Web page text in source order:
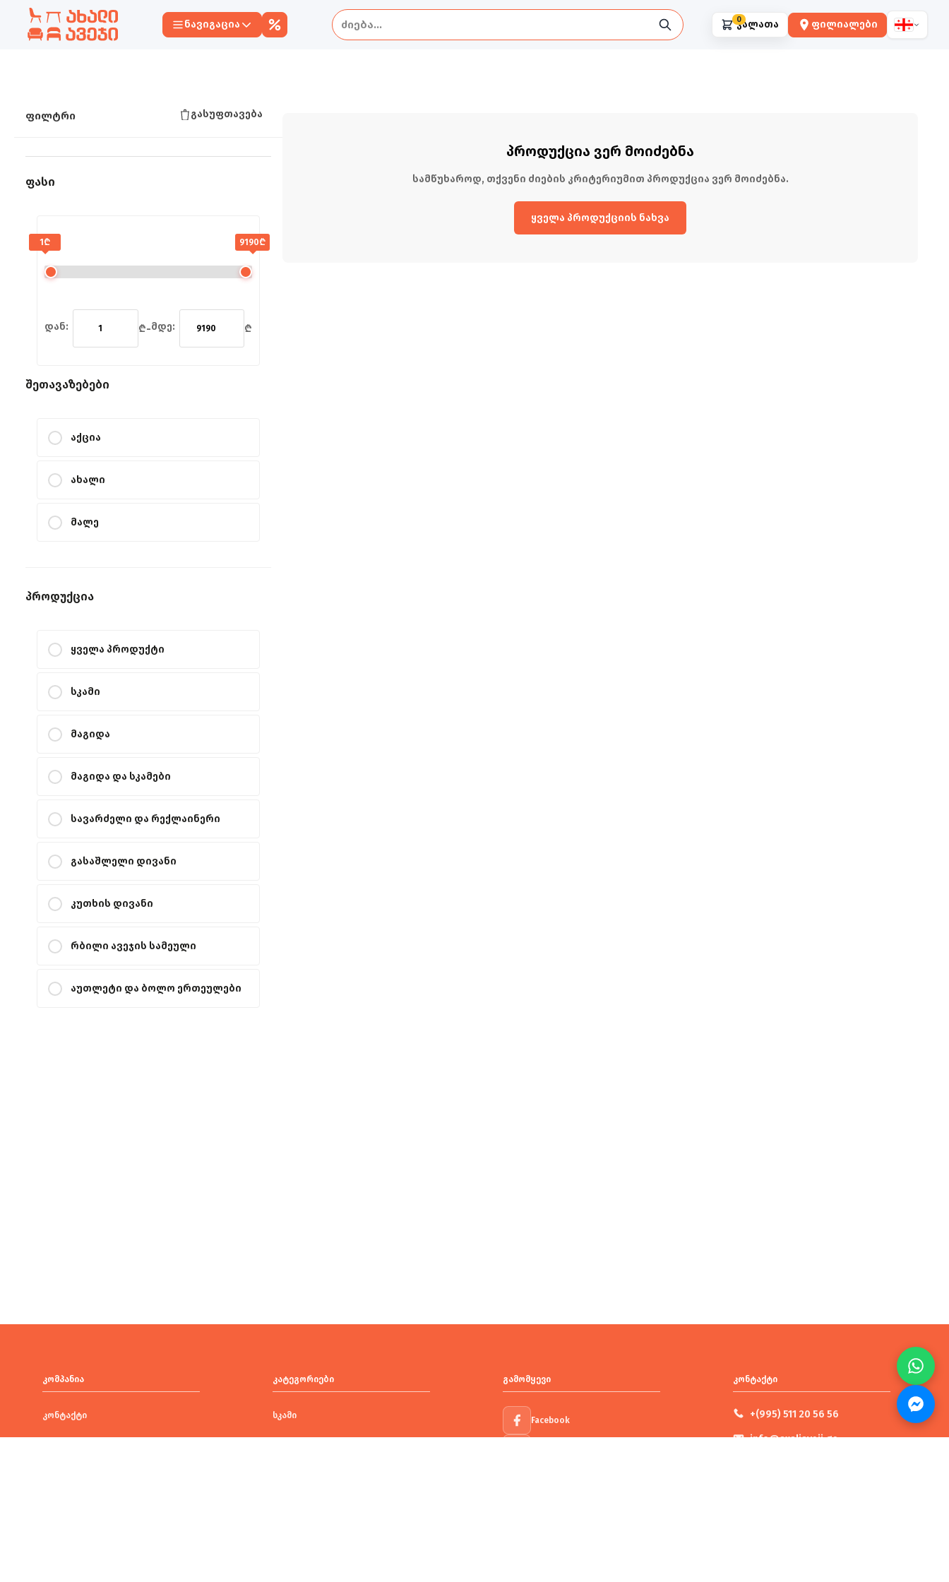
ნავიგაცია 0 ფილიალები
ფილტრი გასუფთავება
ფასი
1₾ 9190₾
დან: ₾-მდე: ₾
შეთავაზებები
აქცია
ახალი
მალე
პროდუქცია
ყველა პროდუქტი
სკამი
მაგიდა
მაგიდა და სკამები
სავარძელი და რექლაინერი
გასაშლელი დივანი
კუთხის დივანი
რბილი ავეჯის სამეული
აუთლეტი და ბოლო ერთეულები
პროდუქცია ვერ მოიძებნა
სამწუხაროდ, თქვენი ძიების კრიტერიუმით პროდუქცია ვერ მოიძებნა.
ყველა პროდუქციის ნახვა
კომპანია
კონტაქტი
კატეგორიები
სკამი
გამომყევი
Facebook
კონტაქტი
+(995) 511 20 56 56
info@axaliaveji.ge